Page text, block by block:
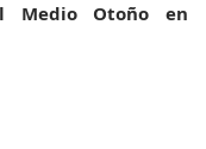
Medio Otoño en